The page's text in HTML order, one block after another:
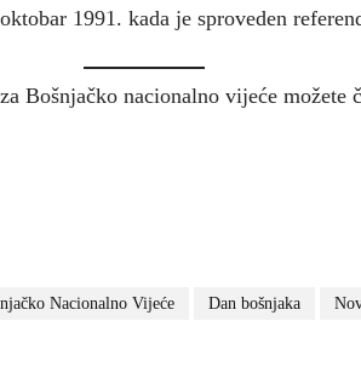
1991. kada je sproveden
Bošnjačko nacionalno vijeće možete
Nacionalno Vijeće Dan bošnjaka